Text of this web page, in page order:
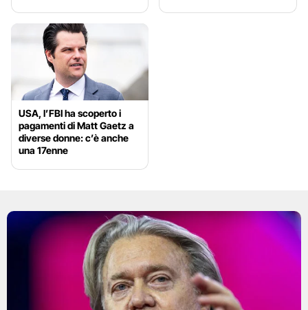
USA, l’FBI ha scoperto i
pagamenti di Matt Gaetz a
diverse donne: c’è anche
una 17enne